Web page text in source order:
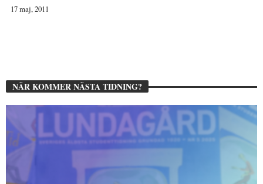
17 maj, 2011
NÄR KOMMER NÄSTA TIDNING?